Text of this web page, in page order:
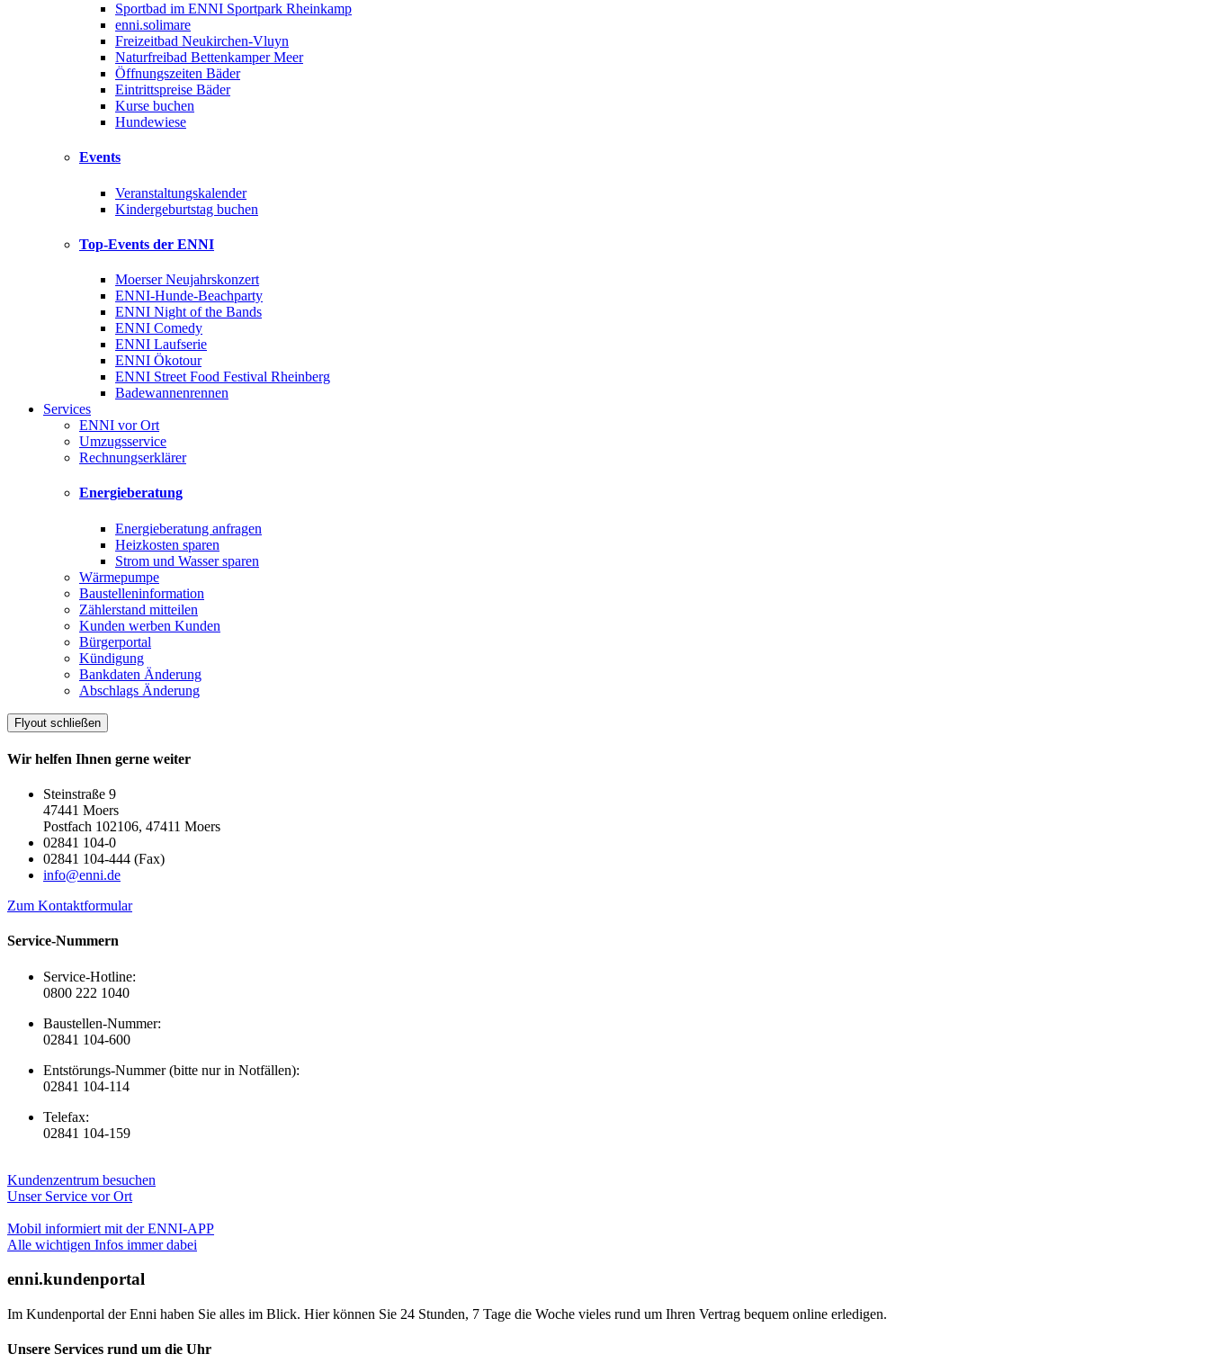
Sportbad im ENNI Sportpark Rheinkamp
enni.solimare
Freizeitbad Neukirchen-Vluyn
Naturfreibad Bettenkamper Meer
Öffnungszeiten Bäder
Eintrittspreise Bäder
Kurse buchen
Hundewiese
Events
Veranstaltungskalender
Kindergeburtstag buchen
Top-Events der ENNI
Moerser Neujahrskonzert
ENNI-Hunde-Beachparty
ENNI Night of the Bands
ENNI Comedy
ENNI Laufserie
ENNI Ökotour
ENNI Street Food Festival Rheinberg
Badewannenrennen
Services
ENNI vor Ort
Umzugsservice
Rechnungserklärer
Energieberatung
Energieberatung anfragen
Heizkosten sparen
Strom und Wasser sparen
Wärmepumpe
Baustelleninformation
Zählerstand mitteilen
Kunden werben Kunden
Bürgerportal
Kündigung
Bankdaten Änderung
Abschlags Änderung
Flyout schließen
Wir helfen Ihnen gerne weiter
Steinstraße 9
47441 Moers
Postfach 102106, 47411 Moers
02841 104-0
02841 104-444 (Fax)
info@enni.de
Zum Kontaktformular
Service-Nummern
Service-Hotline:
0800 222 1040
Baustellen-Nummer:
02841 104-600
Entstörungs-Nummer (bitte nur in Notfällen):
02841 104-114
Telefax:
02841 104-159
Kundenzentrum besuchen
Unser Service vor Ort
Mobil informiert mit der ENNI-APP
Alle wichtigen Infos immer dabei
enni.kundenportal
Im Kundenportal der Enni haben Sie alles im Blick. Hier können Sie 24 Stunden, 7 Tage die Woche vieles rund um Ihren Vertrag bequem online erledigen.
Unsere Services rund um die Uhr